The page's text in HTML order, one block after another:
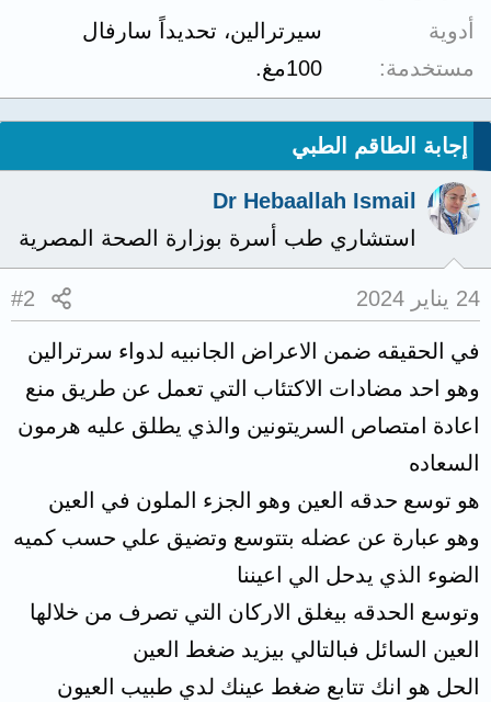
أدوية
مستخدمة
سيرترالين، تحديداً سارفال
100مغ.
إجابة الطاقم الطبي
Dr Hebaallah Ismail
استشاري طب أسرة بوزارة الصحة المصرية
24 يناير 2024 #2
في الحقيقه ضمن الاعراض الجانبيه لدواء سرترالين
وهو احد مضادات الاكتئاب التي تعمل عن طريق منع
اعادة امتصاص السريتونين والذي يطلق عليه هرمون
السعاده
هو توسع حدقه العين وهو الجزء الملون في العين
وهو عبارة عن عضله بتتوسع وتضيق علي حسب كميه
الضوء الذي يدحل الي اعيننا
وتوسع الحدقه بيغلق الاركان التي تصرف من خلالها
العين السائل فبالتالي بيزيد ضغط العين
الحل هو انك تتابع ضغط عينك لدي طبيب العيون